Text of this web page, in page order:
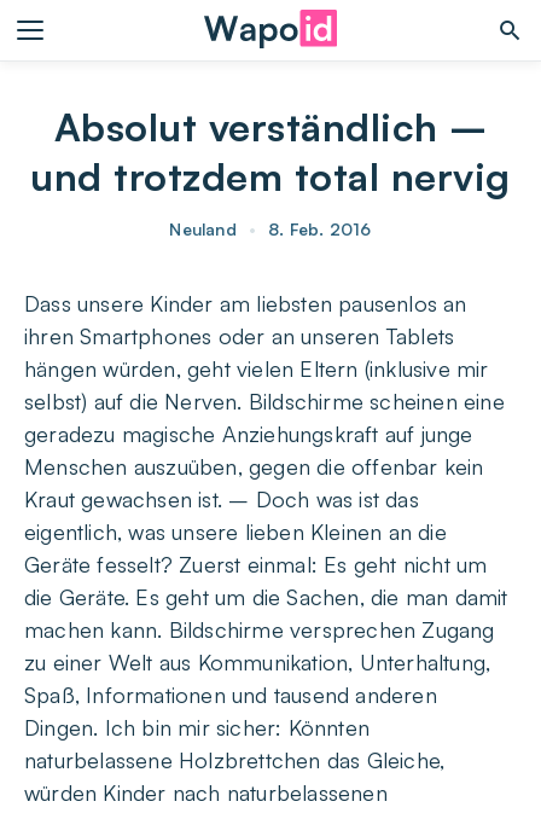
Absolut verständlich –
und trotzdem total nervig
Neuland • 8. Feb. 2016
Dass unsere Kinder am liebsten pausenlos an
ihren Smartphones oder an unseren Tablets
hängen würden, geht vielen Eltern (inklusive mir
selbst) auf die Nerven. Bildschirme scheinen eine
geradezu magische Anziehungskraft auf junge
Menschen auszuüben, gegen die offenbar kein
Kraut gewachsen ist. – Doch was ist das
eigentlich, was unsere lieben Kleinen an die
Geräte fesselt? Zuerst einmal: Es geht nicht um
die Geräte. Es geht um die Sachen, die man damit
machen kann. Bildschirme versprechen Zugang
zu einer Welt aus Kommunikation, Unterhaltung,
Spaß, Informationen und tausend anderen
Dingen. Ich bin mir sicher: Könnten
naturbelassene Holzbrettchen das Gleiche,
würden Kinder nach naturbelassenen